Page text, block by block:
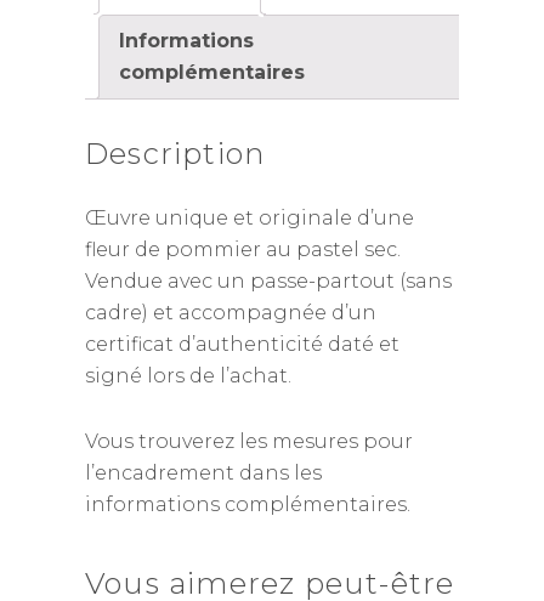
Informations
complémentaires
Description
Œuvre unique et originale d’une
fleur de pommier au pastel sec.
Vendue avec un passe-partout (sans
cadre) et accompagnée d’un
certificat d’authenticité daté et
signé lors de l’achat.
Vous trouverez les mesures pour
l’encadrement dans les
informations complémentaires.
Vous aimerez peut-être